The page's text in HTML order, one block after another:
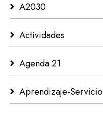
A2030
Actividades
Agenda 21
Aprendizaje-Servicio